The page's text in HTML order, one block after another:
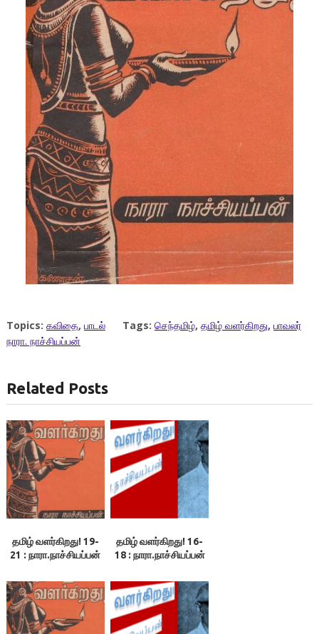
Topics: கவிதை, பாடல் Tags: செந்தமிழ், தமிழ் வளர்கிறது, பாவலர்
நாரா. நாச்சியப்பன்
Related Posts
தமிழ் வளர்கிறது! 19-
21 : நாரா.நாச்சியப்பன்
தமிழ் வளர்கிறது! 16-
18 : நாரா.நாச்சியப்பன்